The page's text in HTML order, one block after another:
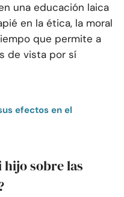
una educación laica
en la ética, la moral
que permite a
de vista por sí
efectos en el
hijo sobre las